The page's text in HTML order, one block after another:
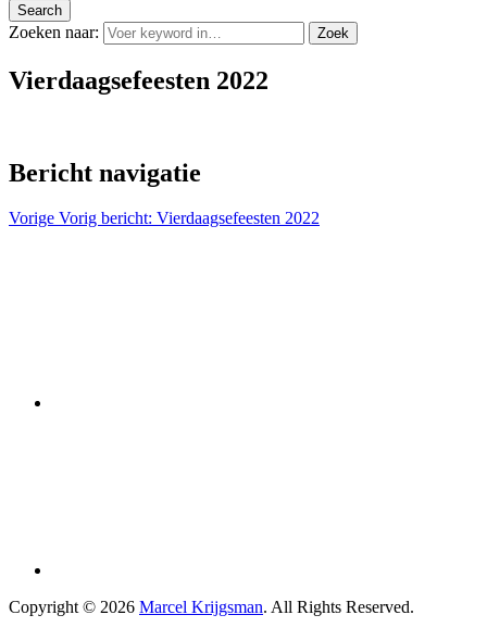
Search
Zoeken naar: Zoek
Vierdaagsefeesten 2022
Bericht navigatie
Vorige Vorig bericht: Vierdaagsefeesten 2022
Copyright © 2026 Marcel Krijgsman. All Rights Reserved.